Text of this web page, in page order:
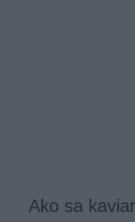
Ako sa